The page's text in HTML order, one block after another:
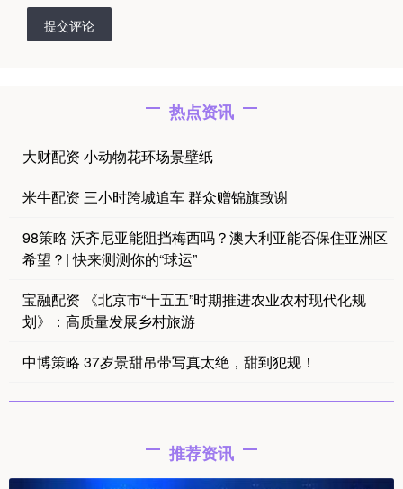
提交评论
热点资讯
大财配资 小动物花环场景壁纸
米牛配资 三小时跨城追车 群众赠锦旗致谢
98策略 沃齐尼亚能阻挡梅西吗？澳大利亚能否保住亚洲区
希望？| 快来测测你的“球运”
宝融配资 《北京市“十五五”时期推进农业农村现代化规
划》：高质量发展乡村旅游
中博策略 37岁景甜吊带写真太绝，甜到犯规！
推荐资讯